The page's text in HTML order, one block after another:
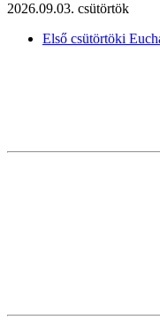
2026.09.03. csütörtök
Első csütörtöki